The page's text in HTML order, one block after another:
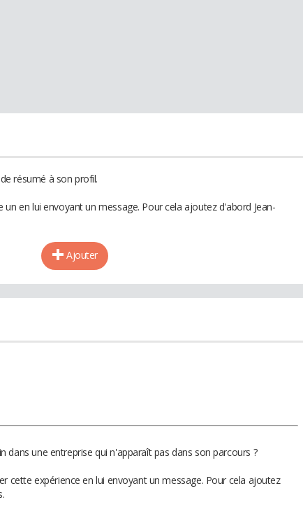
résumé à son profil.
un en lui envoyant un message. Pour cela ajoutez d'abord Jean-
Ajouter
dans une entreprise qui n'apparaît pas dans son parcours ?
cette expérience en lui envoyant un message. Pour cela ajoutez